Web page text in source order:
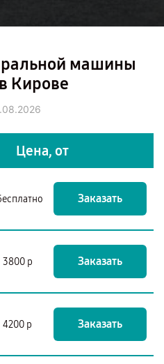
машины
Кирове
Цена, от
Заказать
3800 р Заказать
4200 р Заказать